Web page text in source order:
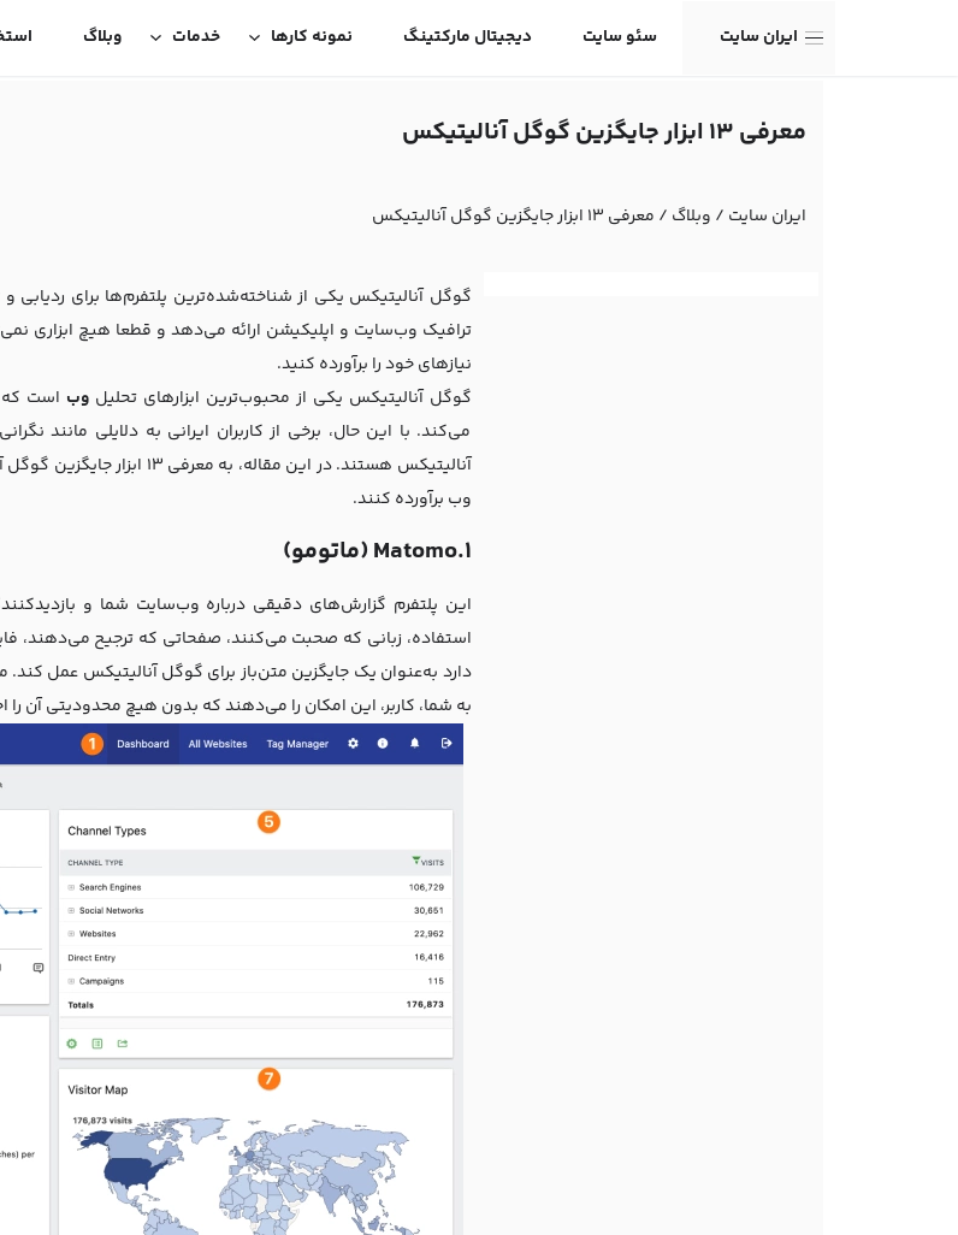
ایران سایت سئو سایت دیجیتال مارکتینگ نمونه کارها خدمات وبلاگ
معرفی 13 ابزار جایگزین گوگل آنالیتیکس
ایران سایت / وبلاگ / معرفی 13 ابزار جایگزین گوگل آنالیتیکس
گوگل آنالیتیکس یکی از شناخته‌شده‌ترین پلتفرم‌ها برای ردیابی
ترافیک وب‌سایت و اپلیکیشن ارائه می‌دهد و قطعا هیچ ابزاری
نیازهای خود را برآورده کنید.
گوگل آنالیتیکس یکی از محبوب‌ترین ابزارهای تحلیل وب است که
می‌کند. با این حال، برخی از کاربران ایرانی به دلایلی مانند
آنالیتیکس هستند. در این
وب برآورده کنند.
1.Matomo (ماتومو)
این پلتفرم گزارش‌های دقیقی درباره وب‌سایت شما و
به شما، کاربر، این امکان را می‌دهند که بدون هیچ محدودیتی آن را